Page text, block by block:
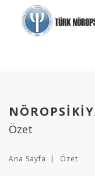
Özet
Ana Sayfa Özet